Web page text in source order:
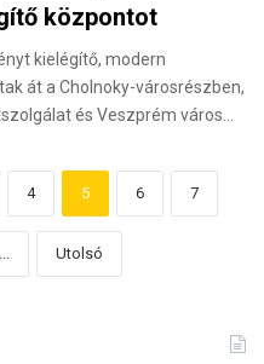
központot
kielégítő, modern
át a Cholnoky-városrészben,
és Veszprém város…
4 5 6 7
Utolsó